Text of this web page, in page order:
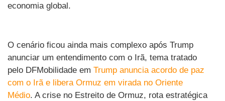
economia global.
O cenário ficou ainda mais complexo após Trump
anunciar um entendimento com o Irã, tema tratado
pelo DFMobilidade em Trump anuncia acordo de paz
com o Irã e libera Ormuz em virada no Oriente
Médio. A crise no Estreito de Ormuz, rota estratégica